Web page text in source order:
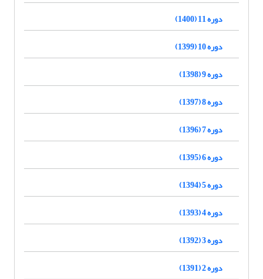
دوره 11 (1400)
دوره 10 (1399)
دوره 9 (1398)
دوره 8 (1397)
دوره 7 (1396)
دوره 6 (1395)
دوره 5 (1394)
دوره 4 (1393)
دوره 3 (1392)
دوره 2 (1391)